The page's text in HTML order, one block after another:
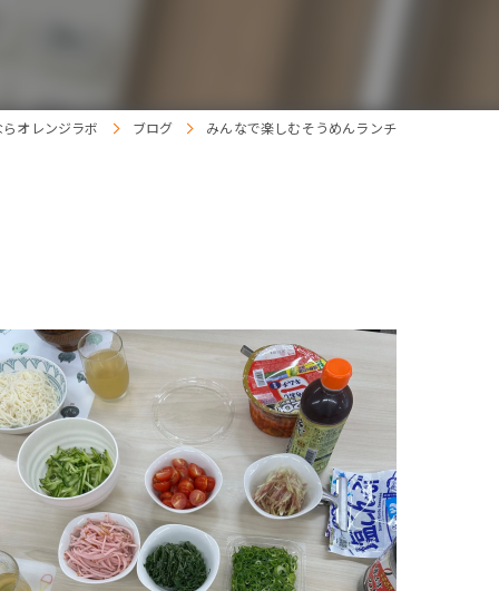
オレンジラボ ブログ みんなで楽しむそうめんランチ